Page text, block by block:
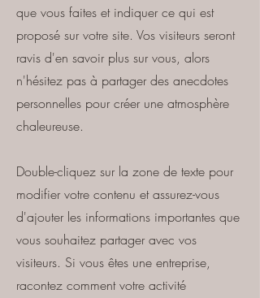
que vous faites et indiquer ce qui est
proposé sur votre site. Vos visiteurs seront
ravis d'en savoir plus sur vous, alors
n'hésitez pas à partager des anecdotes
personnelles pour créer une atmosphère
chaleureuse.
Double-cliquez sur la zone de texte pour
modifier votre contenu et assurez-vous
d'ajouter les informations importantes que
vous souhaitez partager avec vos
visiteurs. Si vous êtes une entreprise,
racontez comment votre activité